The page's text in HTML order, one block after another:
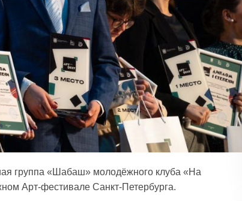
группа «Шабаш» молодёжного клуба «На
Арт-фестивале Санкт-Петербурга.